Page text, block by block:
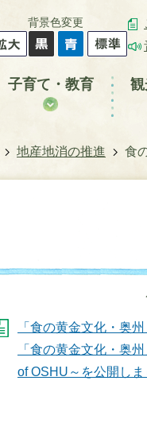
背景色変更
子育て・教育
地産地消の推進 食
「食の黄金文化・奥
「食の黄金文化・奥
of OSHU～を公開しま